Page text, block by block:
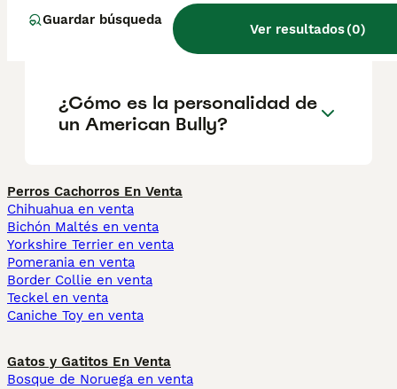
Guardar búsqueda
Ver resultados(0)
¿Cuántos años vive un
American Bully?
¿Cómo es la personalidad de
un American Bully?
Perros Cachorros En Venta
Chihuahua en venta
Bichón Maltés en venta
Yorkshire Terrier en venta
Pomerania en venta
Border Collie en venta
Teckel en venta
Caniche Toy en venta
Gatos y Gatitos En Venta
Bosque de Noruega en venta